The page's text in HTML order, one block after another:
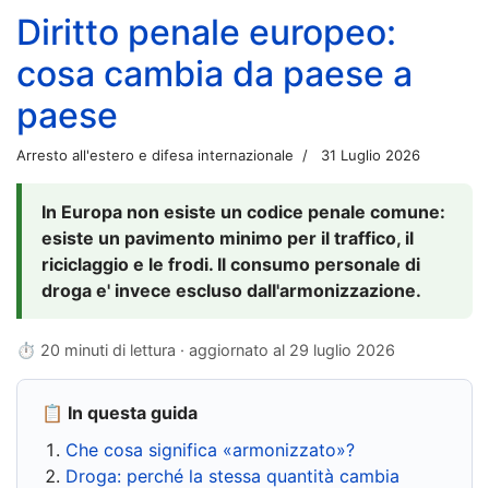
Diritto penale europeo:
cosa cambia da paese a
paese
Arresto all'estero e difesa internazionale 31 Luglio 2026
In Europa non esiste un codice penale comune:
esiste un pavimento minimo per il traffico, il
riciclaggio e le frodi. Il consumo personale di
droga e' invece escluso dall'armonizzazione.
⏱ 20 minuti di lettura · aggiornato al 29 luglio 2026
📋 In questa guida
Che cosa significa «armonizzato»?
Droga: perché la stessa quantità cambia